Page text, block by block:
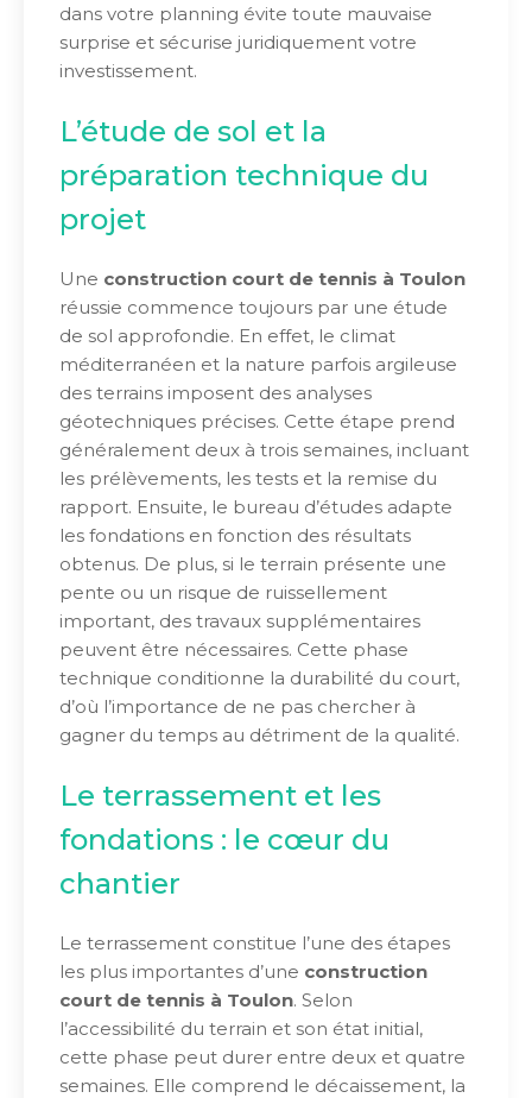
dans votre planning évite toute mauvaise
surprise et sécurise juridiquement votre
investissement.
L’étude de sol et la
préparation technique du
projet
Une construction court de tennis à Toulon
réussie commence toujours par une étude
de sol approfondie. En effet, le climat
méditerranéen et la nature parfois argileuse
des terrains imposent des analyses
géotechniques précises. Cette étape prend
généralement deux à trois semaines, incluant
les prélèvements, les tests et la remise du
rapport. Ensuite, le bureau d’études adapte
les fondations en fonction des résultats
obtenus. De plus, si le terrain présente une
pente ou un risque de ruissellement
important, des travaux supplémentaires
peuvent être nécessaires. Cette phase
technique conditionne la durabilité du court,
d’où l’importance de ne pas chercher à
gagner du temps au détriment de la qualité.
Le terrassement et les
fondations : le cœur du
chantier
Le terrassement constitue l’une des étapes
les plus importantes d’une construction
court de tennis à Toulon. Selon
l’accessibilité du terrain et son état initial,
cette phase peut durer entre deux et quatre
semaines. Elle comprend le décaissement, la